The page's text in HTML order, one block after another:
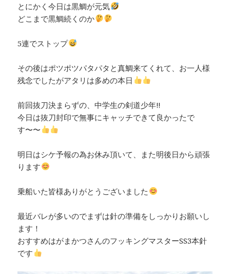
とにかく今日は黒鯛が元気
どこまで黒鯛続くのか
5連でストップ
その後はポツポツパタパタと真鯛来てくれて、お一人様
残念でしたがアタリは多めの本日
前回抜刀決まらずの、中学生の剣道少年‼︎
今日は抜刀封印で無事にキャッチできて良かったで
す〜〜
明日はシケ予報の為お休み頂いて、また明後日から頑張
ります
乗船いた皆様ありがとうございました
最近バレが多いのでまずは針の準備をしっかりお願いし
ます！
おすすめはがまかつさんのフッキングマスターSS3本針
です